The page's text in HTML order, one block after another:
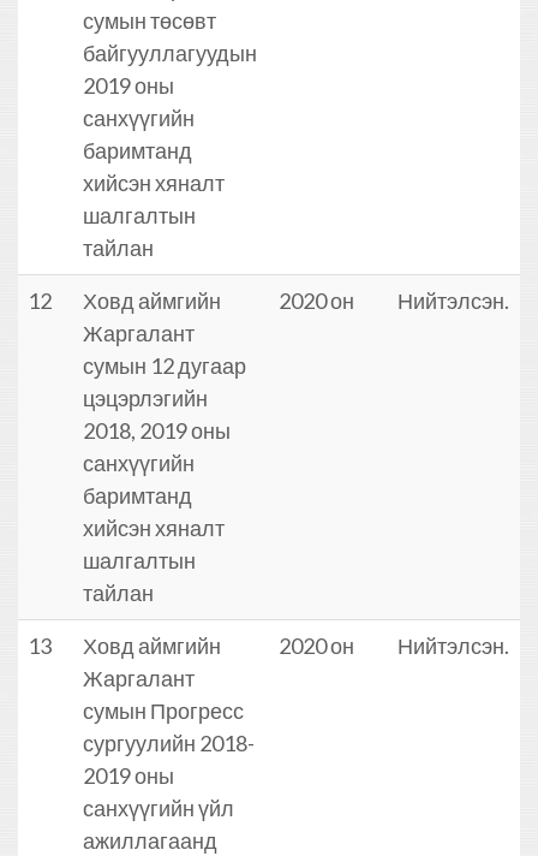
сумын төсөвт
байгууллагуудын
2019 оны
санхүүгийн
баримтанд
хийсэн хяналт
шалгалтын
тайлан
12
Ховд аймгийн
Жаргалант
сумын 12 дугаар
цэцэрлэгийн
2018, 2019 оны
санхүүгийн
баримтанд
хийсэн хяналт
шалгалтын
тайлан
2020 он Нийтэлсэн.
13
Ховд аймгийн
Жаргалант
сумын Прогресс
сургуулийн 2018-
2019 оны
санхүүгийн үйл
ажиллагаанд
2020 он Нийтэлсэн.